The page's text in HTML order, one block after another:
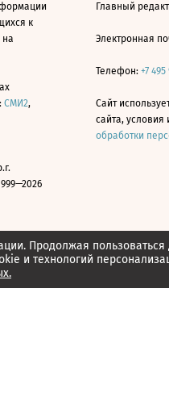
Продолжая
и технологий
к
на
СМИ2,
Главный
Электронная
Телефон: +7
Сайт
сайта, условия
обработки